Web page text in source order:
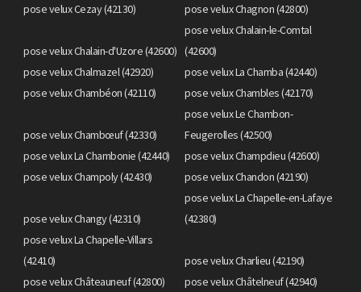
pose velux Cezay (42130)
pose velux Chagnon (42800)
pose velux Chalain-d'Uzore (42600)
pose velux Chalain-le-Comtal
(42600)
pose velux Chalmazel (42920)
pose velux La Chamba (42440)
pose velux Chambéon (42110)
pose velux Chambles (42170)
pose velux Chambœuf (42330)
pose velux Le Chambon-
Feugerolles (42500)
pose velux La Chambonie (42440)
pose velux Champdieu (42600)
pose velux Champoly (42430)
pose velux Chandon (42190)
pose velux Changy (42310)
pose velux La Chapelle-en-Lafaye
(42380)
pose velux La Chapelle-Villars
(42410)
pose velux Charlieu (42190)
pose velux Châteauneuf (42800)
pose velux Châtelneuf (42940)